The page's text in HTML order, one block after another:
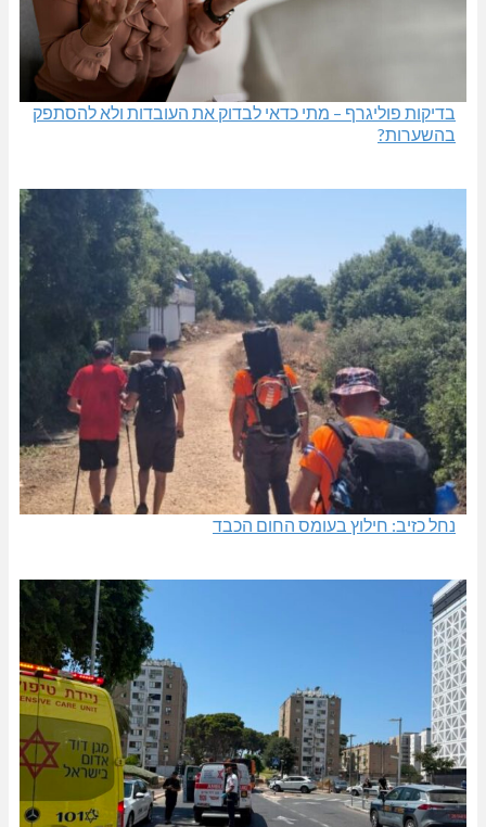
בדיקות פוליגרף – מתי כדאי לבדוק את העובדות ולא להסתפק
בהשערות?
נחל כזיב: חילוץ בעומס החום הכבד